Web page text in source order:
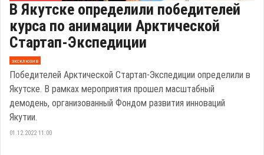
В Якутске определили победителей
курса по анимации Арктической
Стартап-Экспедиции
эксклюзив
Победителей Арктической Стартап-Экспедиции определили в
Якутске. В рамках мероприятия прошел масштабный
демодень, организованный Фондом развития инноваций
Якутии.
01.12.2022 11:00